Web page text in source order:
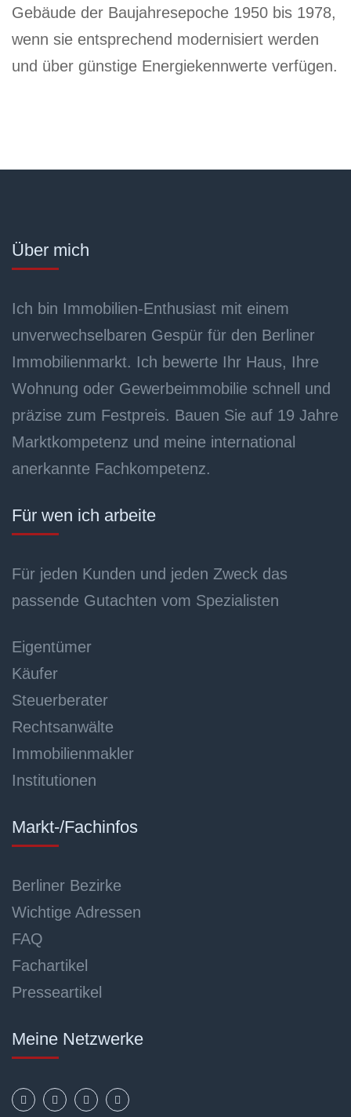
Gebäude der Baujahresepoche 1950 bis 1978,
wenn sie entsprechend modernisiert werden
und über günstige Energiekennwerte verfügen.
Über mich
Ich bin Immobilien-Enthusiast mit einem
unverwechselbaren Gespür für den Berliner
Immobilienmarkt. Ich bewerte Ihr Haus, Ihre
Wohnung oder Gewerbeimmobilie schnell und
präzise zum Festpreis. Bauen Sie auf 19 Jahre
Marktkompetenz und meine international
anerkannte Fachkompetenz.
Für wen ich arbeite
Für jeden Kunden und jeden Zweck das
passende Gutachten vom Spezialisten
Eigentümer
Käufer
Steuerberater
Rechtsanwälte
Immobilienmakler
Institutionen
Markt-/Fachinfos
Berliner Bezirke
Wichtige Adressen
FAQ
Fachartikel
Presseartikel
Meine Netzwerke